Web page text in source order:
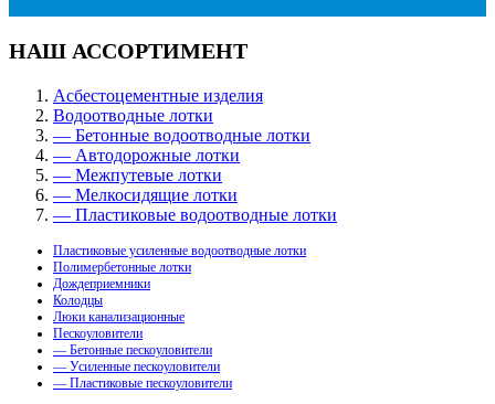
НАШ АССОРТИМЕНТ
Асбестоцементные изделия
Водоотводные лотки
— Бетонные водоотводные лотки
— Автодорожные лотки
— Межпутевые лотки
— Мелкосидящие лотки
— Пластиковые водоотводные лотки
Пластиковые усиленные водоотводные лотки
Полимербетонные лотки
Дождеприемники
Колодцы
Люки канализационные
Пескоуловители
— Бетонные пескоуловители
— Усиленные пескоуловители
— Пластиковые пескоуловители